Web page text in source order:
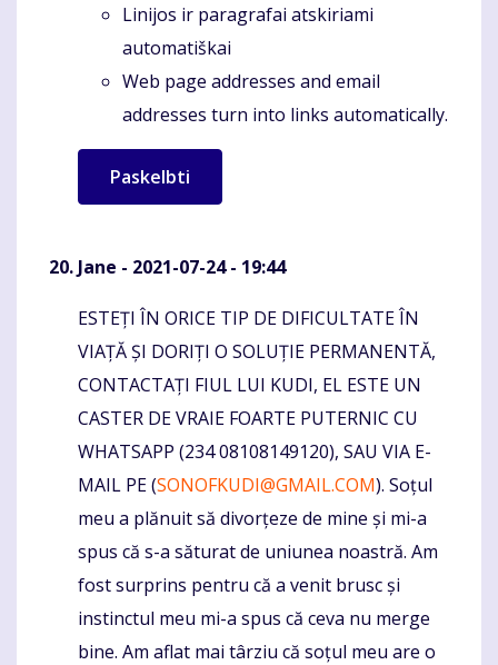
Linijos ir paragrafai atskiriami
automatiškai
Web page addresses and email
addresses turn into links automatically.
Jane - 2021-07-24 - 19:44
Komentaras
ESTEȚI ÎN ORICE TIP DE DIFICULTATE ÎN
VIAȚĂ ȘI DORIȚI O SOLUȚIE PERMANENTĂ,
CONTACTAȚI FIUL LUI KUDI, EL ESTE UN
CASTER DE VRAIE FOARTE PUTERNIC CU
WHATSAPP (234 08108149120), SAU VIA E-
MAIL PE (SONOFKUDI@GMAIL.COM). Soțul
meu a plănuit să divorțeze de mine și mi-a
spus că s-a săturat de uniunea noastră. Am
fost surprins pentru că a venit brusc și
instinctul meu mi-a spus că ceva nu merge
bine. Am aflat mai târziu că soțul meu are o